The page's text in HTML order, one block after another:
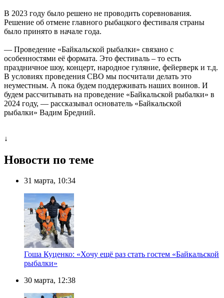
В 2023 году было решено не проводить соревнования.
Решение об отмене главного рыбацкого фестиваля страны
было принято в начале года.
— Проведение «Байкальской рыбалки» связано с
особенностями её формата. Это фестиваль – то есть
праздничное шоу, концерт, народное гуляние, фейерверк и т.д.
В условиях проведения СВО мы посчитали делать это
неуместным. А пока будем поддерживать наших воинов. И
будем рассчитывать на проведение «Байкальской рыбалки» в
2024 году, — рассказывал основатель «Байкальской
рыбалки» Вадим Бредний.
↓
Новости по теме
31 марта, 10:34
Гоша Куценко: «Хочу ещё раз стать гостем «Байкальской
рыбалки»
30 марта, 12:38